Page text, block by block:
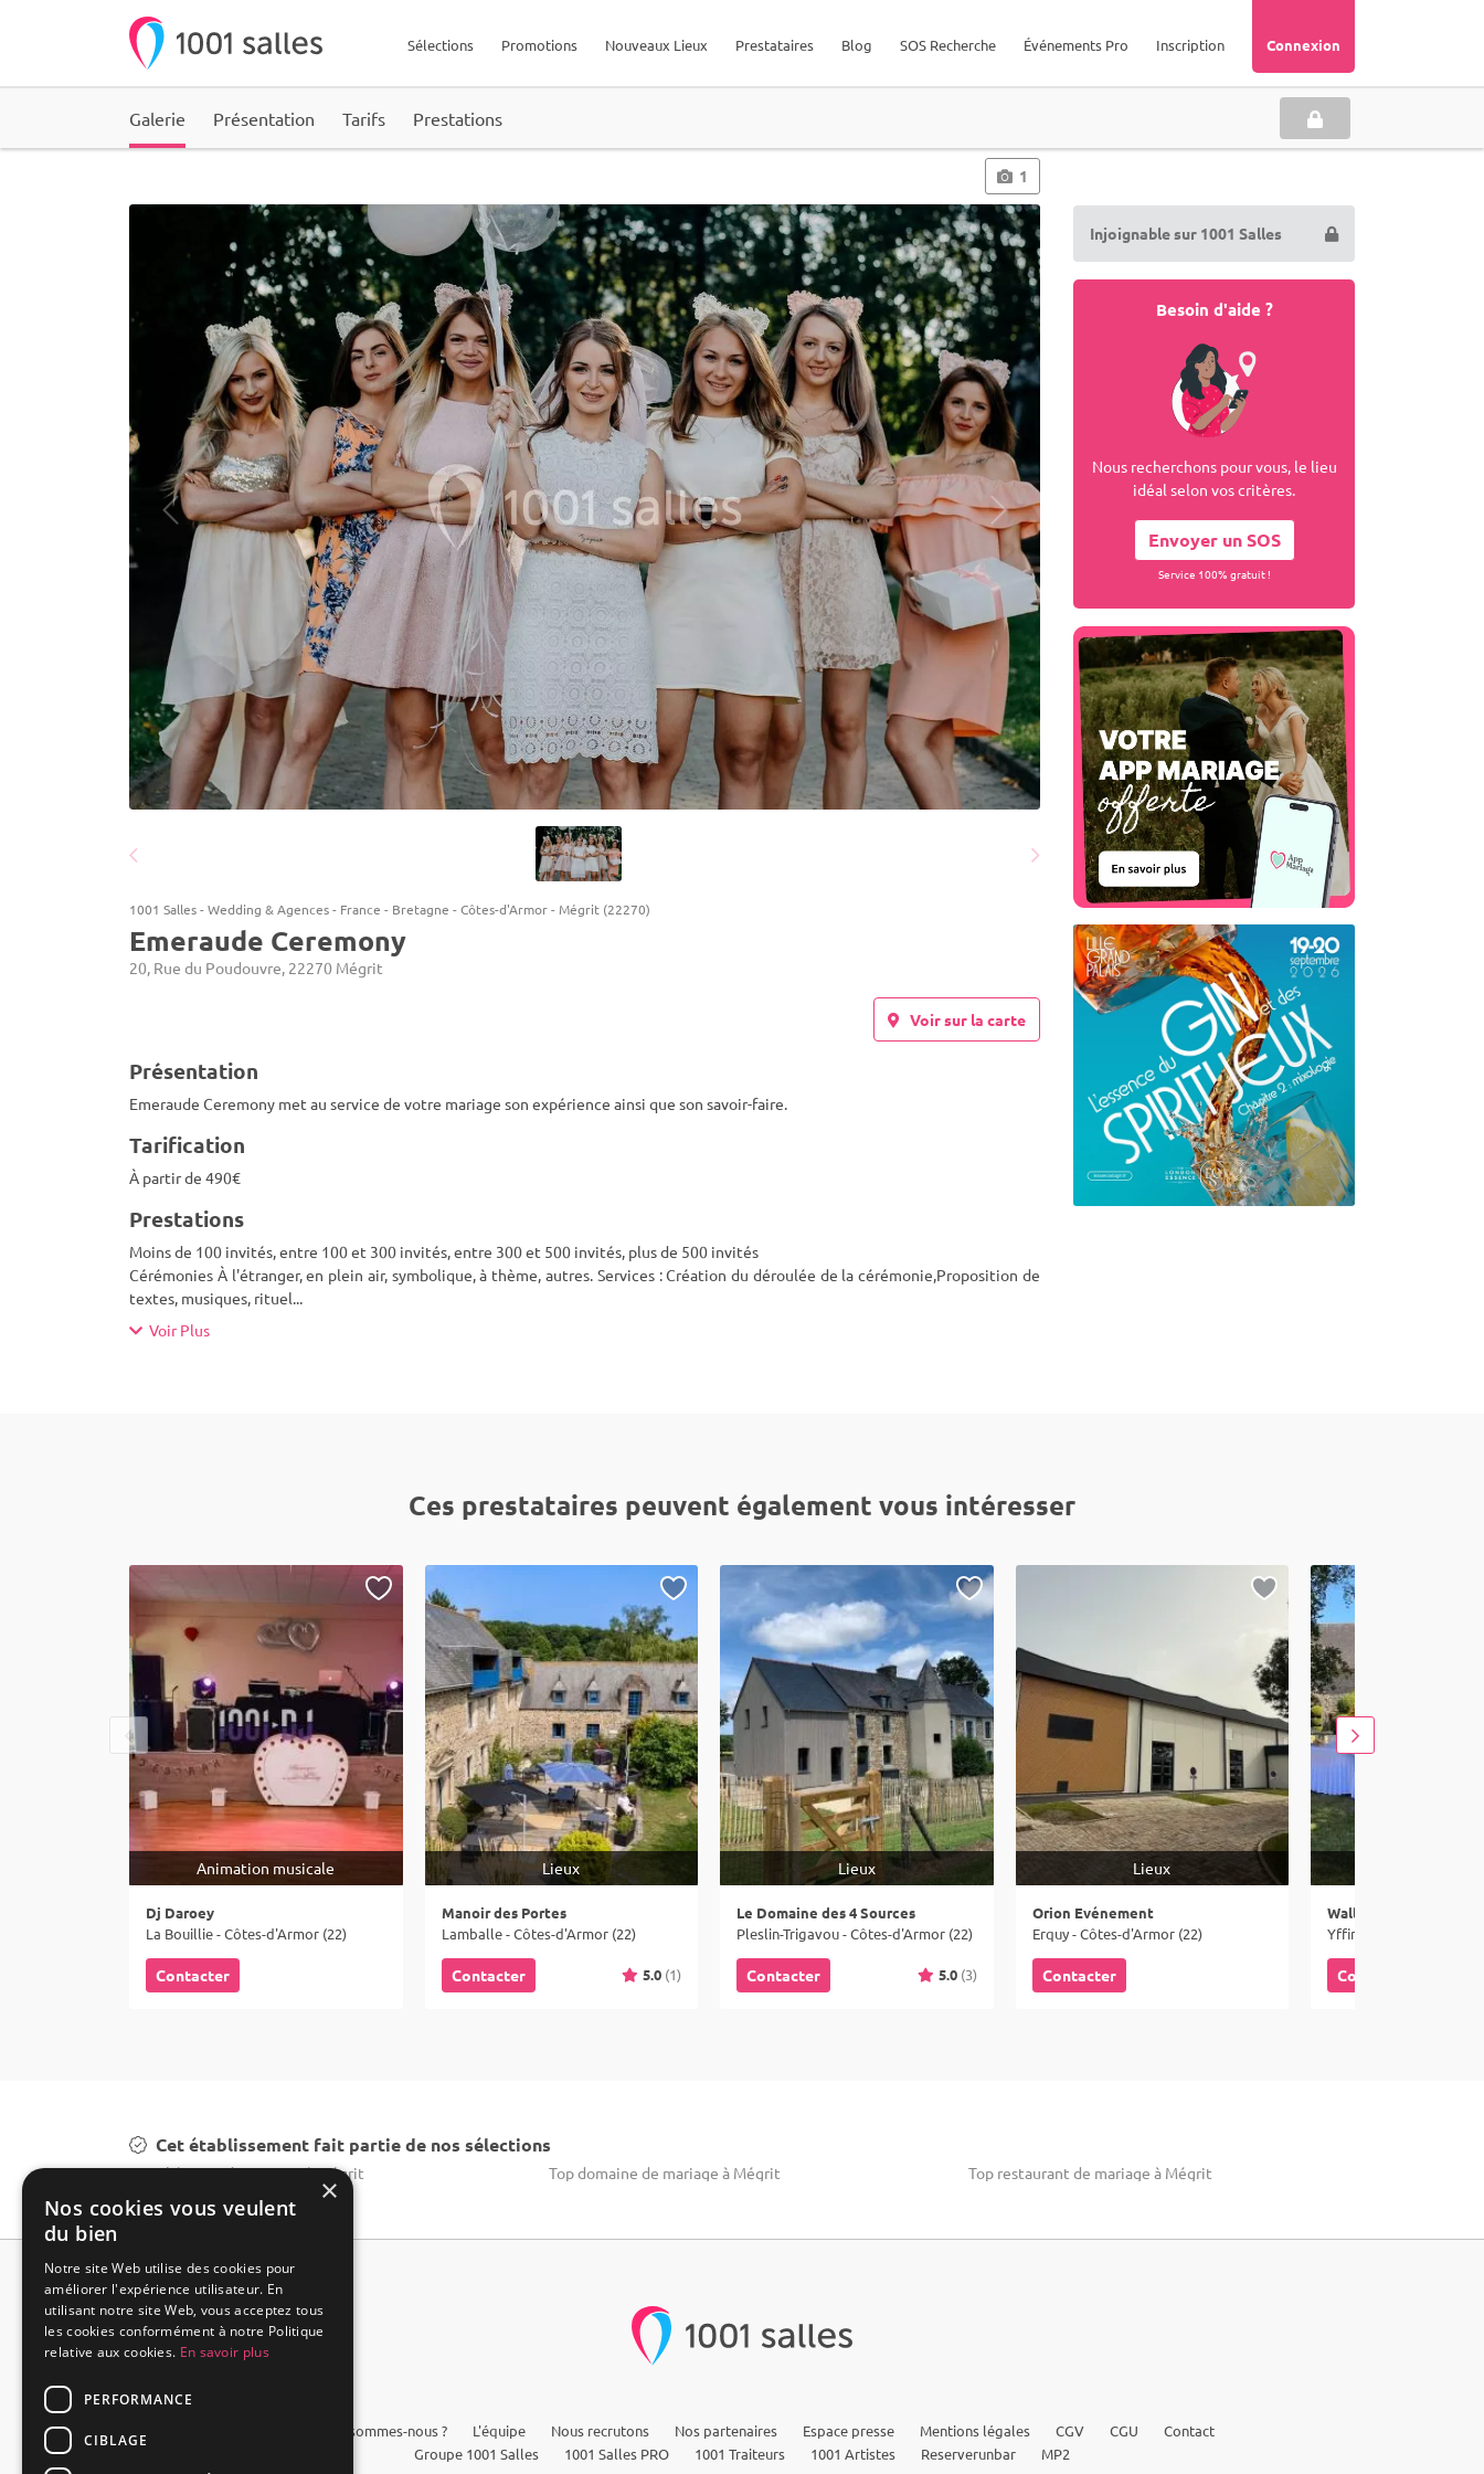
Connexion
Inscription
Événements Pro
SOS Recherche
Blog
Prestataires
Nouveaux Lieux
Promotions
Sélections
Galerie Présentation Tarifs Prestations
1
1001 Salles-Wedding & Agences- France - Bretagne -Côtes-d'Armor- Mégrit (22270)
Emeraude Ceremony
20, Rue du Poudouvre, 22270 Mégrit
Voir sur la carte
Présentation
Emeraude Ceremony met au service de votre mariage son expérience ainsi que son savoir-faire.
Tarification
À partir de 490€
Prestations
Moins de 100 invités, entre 100 et 300 invités, entre 300 et 500 invités, plus de 500 invités
Cérémonies À l'étranger, en plein air, symbolique, à thème, autres. Services : Création du déroulée de la cérémonie,Proposition de
textes, musiques, rituel...
Voir Plus
Injoignable sur 1001 Salles
Besoin d'aide ?
Nous recherchons pour vous, le lieu
idéal selon vos critères.
Envoyer un SOS
Service 100% gratuit !
Ces prestataires peuvent également vous intéresser
Animation musicale
Dj Daroey
La Bouillie - Côtes-d'Armor (22)
Contacter
Lieux
Manoir des Portes
Lamballe - Côtes-d'Armor (22)
Contacter 5.0 (1)
Lieux
Le Domaine des 4 Sources
Pleslin-Trigavou - Côtes-d'Armor (22)
Contacter 5.0 (3)
Lieux
Orion Evénement
Erquy - Côtes-d'Armor (22)
Contacter
Walle Traiteur
Yffiniac - Côtes-d'Armor
Contacter
Cet établissement fait partie de nos sélections
Top châteaux de mariage à Mégrit Top domaine de mariage à Mégrit Top restaurant de mariage à Mégrit
Qui sommes-nous ? L'équipe Nous recrutons Nos partenaires Espace presse Mentions légales CGV CGU
Contact
Groupe 1001 Salles
1001 Salles PRO 1001 Traiteurs 1001 Artistes Reserverunbar MP2
×
Nos cookies vous veulent
du bien
Notre site Web utilise des cookies pour
améliorer l'expérience utilisateur. En
utilisant notre site Web, vous acceptez tous
les cookies conformément à notre Politique
relative aux cookies. En savoir plus
PERFORMANCE
CIBLAGE